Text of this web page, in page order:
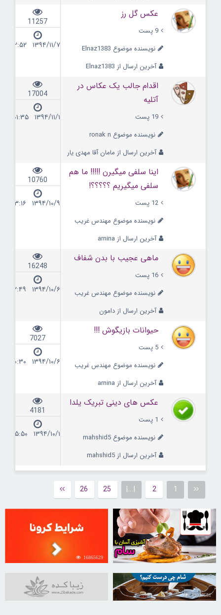
عکس گل رز
9 پست
نویسنده موضوع Elnaz1383
آخرین ارسال از Elnaz1383
11257
۱۳۹۴/۱۱/۷ ۲۲:۵۲
اقدام جالب یک عکاس در
آتلیه
19 پست
نویسنده موضوع ronak n
آخرین ارسال از مامان آقا مهدی یار
17004
۱۳۹۴/۱۱/۱ ۰۱:۳۵
اینا سلفی میگیرن !!!!! ما هم
سلفی میگیریم ؟؟؟؟؟!
12 پست
نویسنده موضوع مهندس غریب
آخرین ارسال از arnina
10760
۱۳۹۴/۱۰/۹ ۱۳:۱۶
ماهی عجیب با بدن شفاف
16 پست
نویسنده موضوع مهندس غریب
آخرین ارسال از دامون
16248
۱۳۹۴/۱۰/۶ ۱۲:۴۹
حیوانات بازیگوش !!!
5 پست
نویسنده موضوع مهندس غریب
آخرین ارسال از arnina
7027
۱۳۹۴/۱۰/۶ ۱۰:۳۰
عکس های دینی تبریک یلدا
1 پست
نویسنده موضوع mahshid5
آخرین ارسال از mahshid5
4181
۱۳۹۴/۱۰/۱ ۱۵:۵۰
1
2
|...|
25
26
30252424
16865629
31037581